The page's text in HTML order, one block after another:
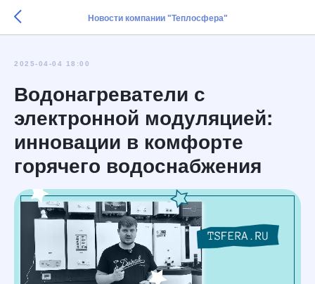
Новости компании "Теплосфера"
2025-04-04 18:00
Водонагреватели с
электронной модуляцией:
инновации в комфорте
горячего водоснабжения